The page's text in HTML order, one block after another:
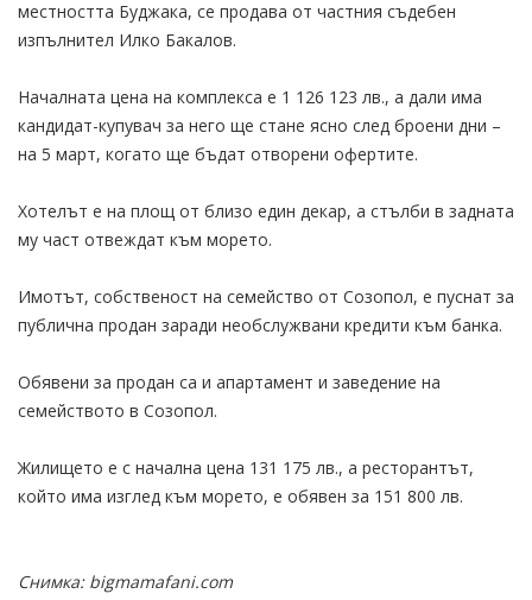
местността Буджака, се продава от частния съдебен
изпълнител Илко Бакалов.
Началната цена на комплекса е 1 126 123 лв., а дали има
кандидат-купувач за него ще стане ясно след броени дни –
на 5 март, когато ще бъдат отворени офертите.
Хотелът е на площ от близо един декар, а стълби в задната
му част отвеждат към морето.
Имотът, собственост на семейство от Созопол, е пуснат за
публична продан заради необслужвани кредити към банка.
Обявени за продан са и апартамент и заведение на
семейството в Созопол.
Жилището е с начална цена 131 175 лв., а ресторантът,
който има изглед към морето, е обявен за 151 800 лв.
Снимка: bigmamafani.com